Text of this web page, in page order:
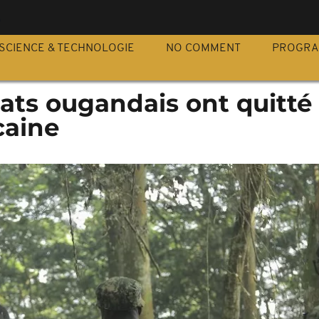
SCIENCE & TECHNOLOGIE NO COMMENT
ougandais ont quitté